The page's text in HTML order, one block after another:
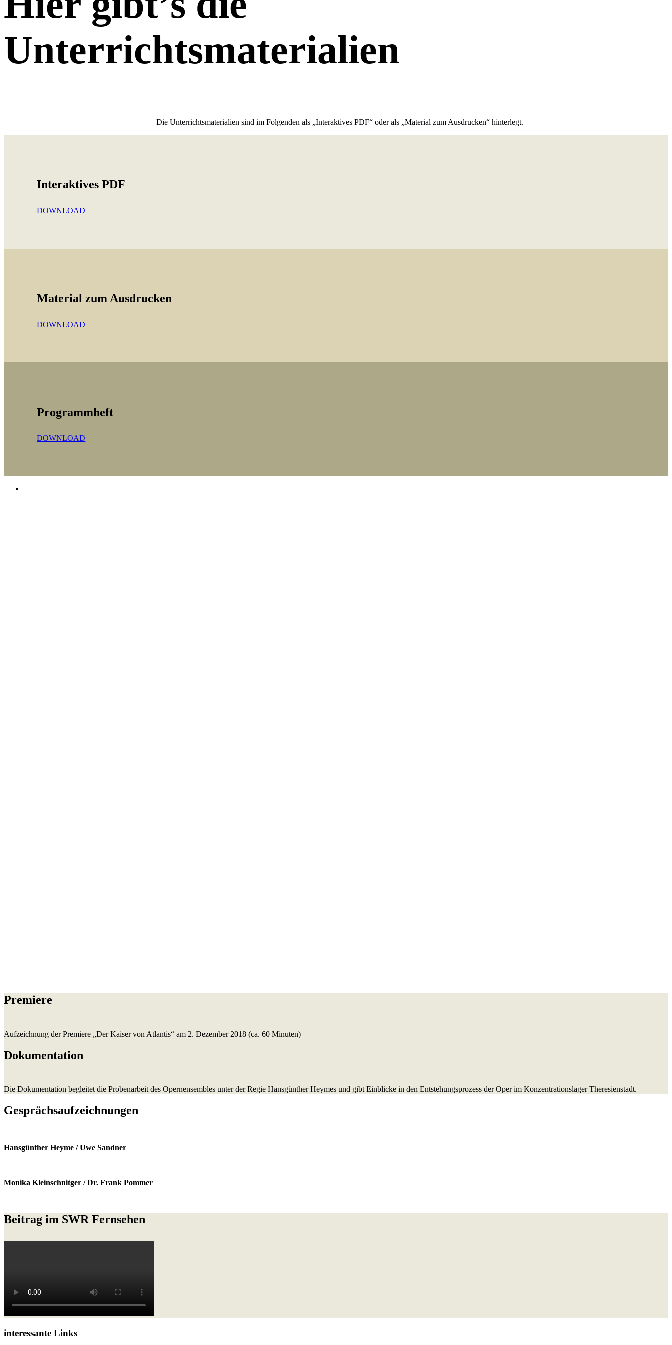
Unterrichtsmaterialien
Die Unterrichtsmaterialien sind im Folgenden als „Interaktives PDF“ oder als „Material zum Ausdrucken“ hinterlegt.
Interaktives PDF
DOWNLOAD
Material zum Ausdrucken
DOWNLOAD
Programmheft
DOWNLOAD
Premiere
Aufzeichnung der Premiere „Der Kaiser von Atlantis“ am 2. Dezember 2018 (ca. 60 Minuten)
Dokumentation
Die Dokumentation begleitet die Probenarbeit des Opernensembles unter der Regie Hansgünther Heymes und gibt Einblicke in den Entstehungsprozess der Oper im Konzentrationslager Theresienstadt.
Gesprächsaufzeichnungen
Hansgünther Heyme / Uwe Sandner
Monika Kleinschnitger / Dr. Frank Pommer
Beitrag im SWR Fernsehen
interessante Links